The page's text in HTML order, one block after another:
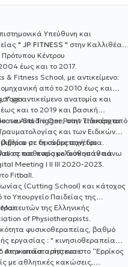
Υπεύθυνη και
" JP FITNESS " στην Καλλιθέα,
Πρότυπου Κέντρου
έως και το 2017.
& Fitness School, με αντικείμενο:
από το 2010 έως και
Yoga.
με αντικείμενο ανατομία και
και το 2019 και βασική
And Trigger Point Therapy από
του Studio One, στην ειδικότητα
και των Ειδικών
με τη συμμετοχή του
σε ασθενείς με δισκοπάθεια.
σε δεκάδες συνέδρια.
που παρακολούθησαν πάνω
Meeting I II III 2020-2023.
Fitball.
(Cutting School) και κάτοχος
Υπουργείο Παιδείας της
Mai.
της Ελληνικής
of Physiotherapists.
φυσικοθεραπείας, βαθμό
εργασίας : " κινησιοθεραπεία
στην οποία αρίστευσε.
Αποκατάστασης και στο “Ερρίκος
με αθλητικές κακώσεις,